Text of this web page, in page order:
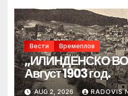
Вести Времеплов
„ИЛИНДЕНСКО
Август 1903 год.
AUG 2, 2026 RADOVIS